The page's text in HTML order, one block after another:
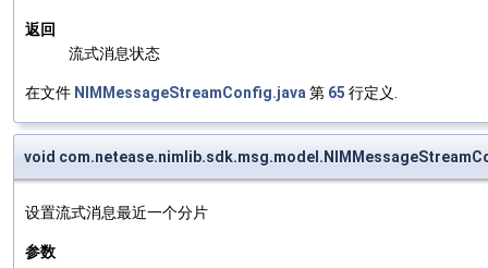
返回
流式消息状态
在文件 NIMMessageStreamConfig.java 第 65 行定义.
void
设置流式消息最近一个分片
参数